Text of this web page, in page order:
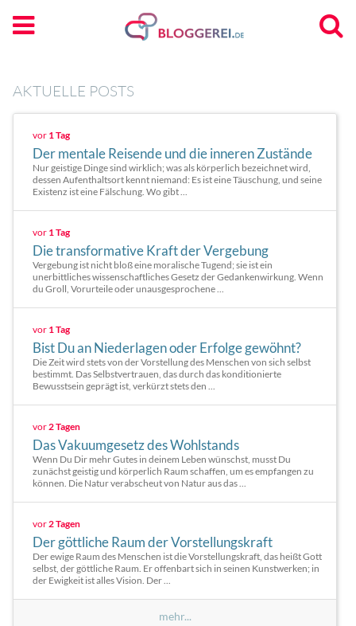
AKTUELLE POSTS
vor 1 Tag
Der mentale Reisende und die inneren Zustände
Nur geistige Dinge sind wirklich; was als körperlich bezeichnet wird,
dessen Aufenthaltsort kennt niemand: Es ist eine Täuschung, und seine
Existenz ist eine Fälschung. Wo gibt ...
vor 1 Tag
Die transformative Kraft der Vergebung
Vergebung ist nicht bloß eine moralische Tugend; sie ist ein
unerbittliches wissenschaftliches Gesetz der Gedankenwirkung. Wenn
du Groll, Vorurteile oder unausgesprochene ...
vor 1 Tag
Bist Du an Niederlagen oder Erfolge gewöhnt?
Die Zeit wird stets von der Vorstellung des Menschen von sich selbst
bestimmt. Das Selbstvertrauen, das durch das konditionierte
Bewusstsein geprägt ist, verkürzt stets den ...
vor2 Tagen
Das Vakuumgesetz des Wohlstands
Wenn Du Dir mehr Gutes in deinem Leben wünschst, musst Du
zunächst geistig und körperlich Raum schaffen, um es empfangen zu
können. Die Natur verabscheut von Natur aus das ...
vor2 Tagen
Der göttliche Raum der Vorstellungskraft
Der ewige Raum des Menschen ist die Vorstellungskraft, das heißt Gott
selbst, der göttliche Raum. Er offenbart sich in seinen Kunstwerken; in
der Ewigkeit ist alles Vision. Der ...
mehr...